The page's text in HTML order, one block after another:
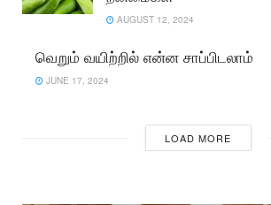
AUGUST 12, 2024
வெறும் வயிற்றில் என்ன சாப்பிடலாம்
JUNE 17, 2024
LOAD MORE